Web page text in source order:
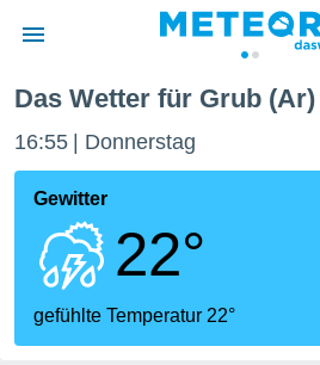
wurde
dass
sind.
diese
Das Wetter für Grub (Ar)
16:55 Donnerstag
Gewitter
22°
gefühlte Temperatur 22°